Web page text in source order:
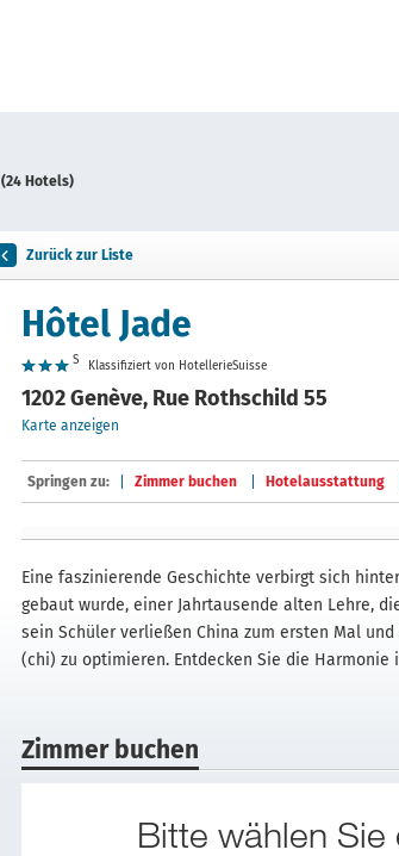
(24 Hotels)
Zurück zur Liste
Hôtel Jade
S Klassifiziert von HotellerieSuisse
1202 Genève, Rue Rothschild 55
Karte anzeigen
Springen zu: Zimmer buchen Hotelausstattung
Eine faszinierende Geschichte verbirgt sich
gebaut wurde, einer Jahrtausende alten Lehre,
sein Schüler verließen China zum ersten Mal
(chi) zu optimieren. Entdecken Sie die Harmonie
Zimmer buchen
Bitte wählen Sie